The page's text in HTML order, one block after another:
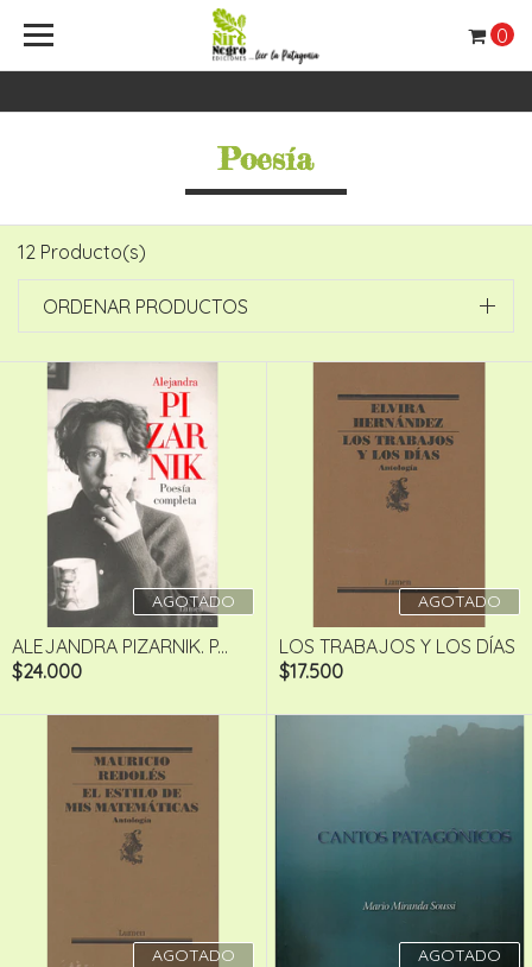
0
Poesía
12 Producto(s)
ORDENAR PRODUCTOS
AGOTADO
ALEJANDRA PIZARNIK. P...
$24.000
AGOTADO
LOS TRABAJOS Y LOS DÍAS
$17.500
AGOTADO AGOTADO